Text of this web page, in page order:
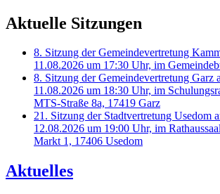
Aktuelle Sitzungen
8. Sitzung der Gemeindevertretung
11.08.2026 um 17:30 Uhr, im
8. Sitzung der Gemeindevertretung Garz
11.08.2026 um 18:30 Uhr, im
MTS-Straße 8a, 17419 Garz
21. Sitzung der Stadtvertretung Usedom
12.08.2026 um 19:00 Uhr, im
Markt 1, 17406 Usedom
Aktuelles